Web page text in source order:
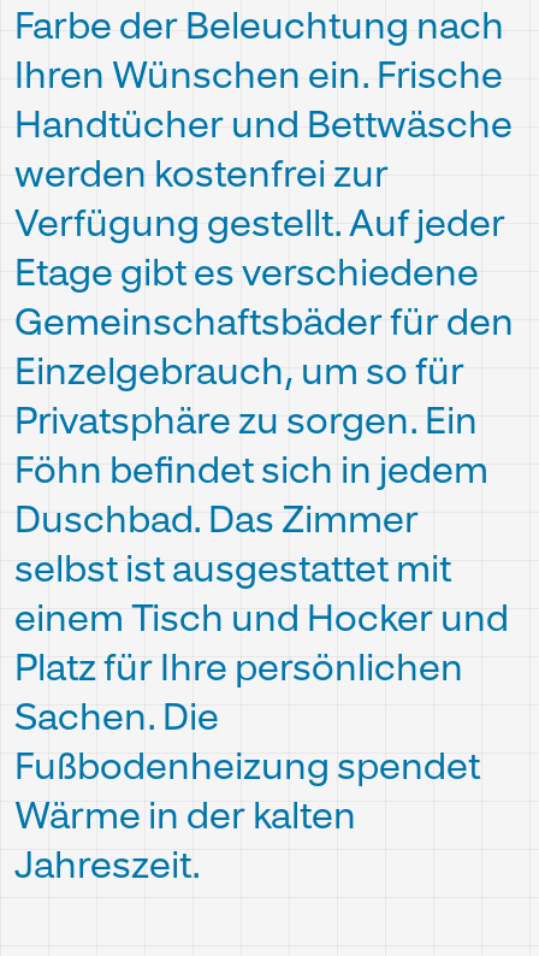
Farbe der Beleuchtung nach
Ihren Wünschen ein. Frische
Handtücher und Bettwäsche
werden kostenfrei zur
Verfügung gestellt. Auf jeder
Etage gibt es verschiedene
Gemeinschaftsbäder für den
Einzelgebrauch, um so für
Privatsphäre zu sorgen. Ein
Föhn befindet sich in jedem
Duschbad. Das Zimmer
selbst ist ausgestattet mit
einem Tisch und Hocker und
Platz für Ihre persönlichen
Sachen. Die
Fußbodenheizung spendet
Wärme in der kalten
Jahreszeit.